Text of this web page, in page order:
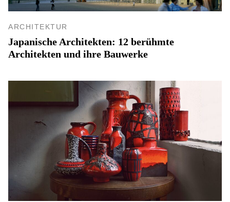
ARCHITEKTUR
Japanische Architekten: 12 berühmte
Architekten und ihre Bauwerke